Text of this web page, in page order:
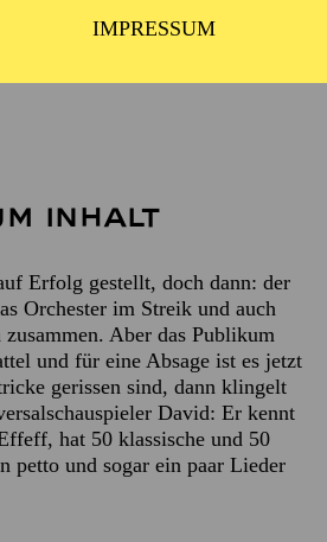
IMPRESSUM
Inhalt
Erfolg gestellt, doch dann: der
Orchester im Streik und auch
Aber das Publikum
und für eine Absage ist es jetzt
gerissen sind, dann klingelt
David: Er kennt
hat 50 klassische und 50
petto und sogar ein paar Lieder